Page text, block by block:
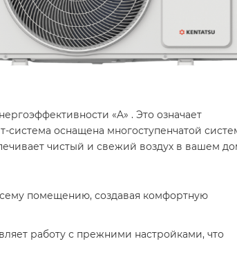
«A» . Это означает
оснащена многоступенчатой
чистый и свежий воздух в вашем
помещению, создавая комфортную
работу с прежними настройками, что